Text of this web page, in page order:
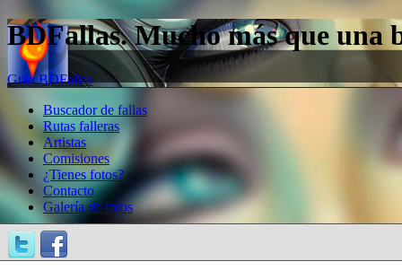
BDFallas. Mucho más que una
Guía BDFallas
Buscador de fallas
Rutas falleras
Artistas
Comisiones
¿Tienes fotos?
Contacto
Galería de fotos